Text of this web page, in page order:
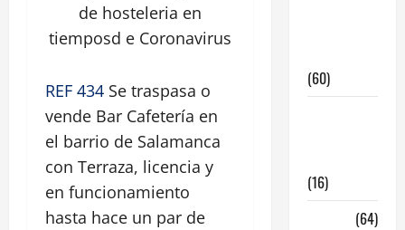
de hosteleria en
tiemposd e Coronavirus
REF 434 Se traspasa o
vende Bar Cafetería en
el barrio de Salamanca
con Terraza, licencia y
en funcionamiento
hasta hace un par de
(60)
(16)
(64)